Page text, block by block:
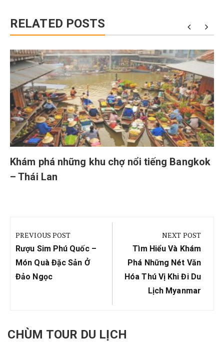
RELATED POSTS
Khám phá những khu chợ nổi tiếng Bangkok
– Thái Lan
hướng
bài
viết
PREVIOUS POST
Previous
Post:
Rượu Sim Phú Quốc –
Món Quà Đặc Sản Ở
Đảo Ngọc
NEXT POST
Next
Post:
Tìm Hiểu Và Khám
Phá Những Nét Văn
Hóa Thú Vị Khi Đi Du
Lịch Myanmar
CHÙM TOUR DU LỊCH